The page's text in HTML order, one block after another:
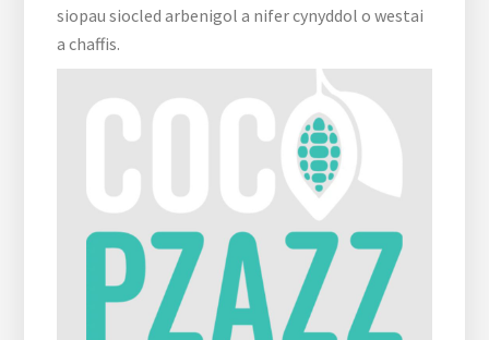
siopau siocled arbenigol a nifer cynyddol o westai
a chaffis.